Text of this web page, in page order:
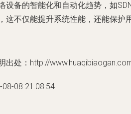
设备的智能化和自动化趋势，如
这不仅能提升系统性能，还能保护
出处：http://
08 21:08:54